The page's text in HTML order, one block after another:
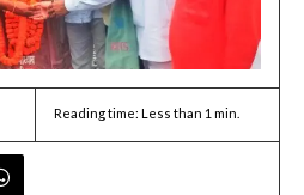
Reading time: Less than 1 min.